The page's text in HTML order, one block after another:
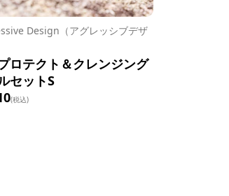
Design（アグレッシブデザ
ロテクト＆クレンジング
セットS
(税込)